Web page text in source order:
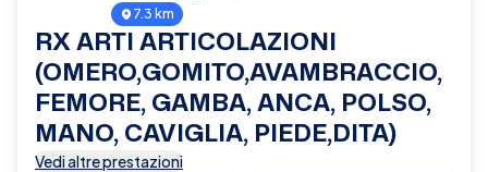
7.3 km
RX ARTI ARTICOLAZIONI
(OMERO,GOMITO,AVAMBRACCIO,
FEMORE, GAMBA, ANCA, POLSO,
MANO, CAVIGLIA, PIEDE,DITA)
Vedi altre prestazioni